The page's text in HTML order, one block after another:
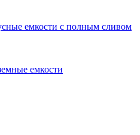
емкости с полным сливом
емкости